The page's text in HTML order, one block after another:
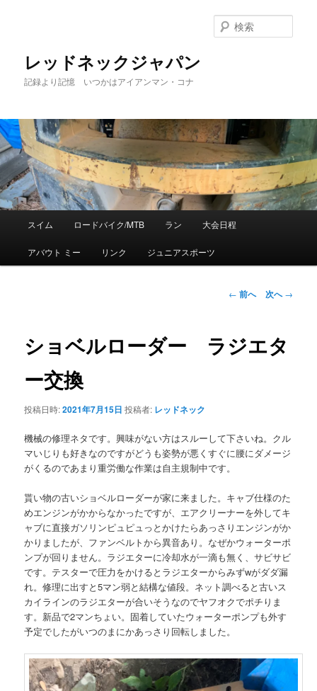
レッドネックジャパン
記録より記憶 いつかはアイアンマン・コナ
索
メ
メ
イ
ン
テ
ン
ツ
へ
移
動
スイム ロードバイク/MTB ラン 大会日程
アバウト ミー リンク ジュニアスポーツ
投
ビ
ゲ
← 前へ 次へ→
ショベルローダー ラジエタ
ー交換
投稿日時:2021年7月15日 投稿者: レッドネック
機械の修理ネタです。興味がない方はスルーして下さいね。クル
マいじりも好きなのですがどうも姿勢が悪くすぐに腰にダメージ
がくるのであまり重労働な作業は自主規制中です。
貰い物の古いショベルローダーが家に来ました。キャブ仕様のた
めエンジンがかからなかったですが、エアクリーナーを外してキ
ャブに直接ガソリンピュピュっとかけたらあっさりエンジンがか
かりましたが、ファンベルトから異音あり。なぜかウォーターポ
ンプが回りません。ラジエターに冷却水が一滴も無く、サビサビ
です。テスターで圧力をかけるとラジエターからみずwがダダ漏
れ。修理に出すと5マン弱と結構な値段。ネット調べると古いス
カイラインのラジエターが合いそうなのでヤフオクでポチりま
す。新品で2マンちょい。固着していたウォーターポンプも外す
予定でしたがいつのまにかあっさり回転しました。